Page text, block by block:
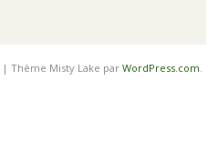
| Thème Misty Lake par WordPress.com.